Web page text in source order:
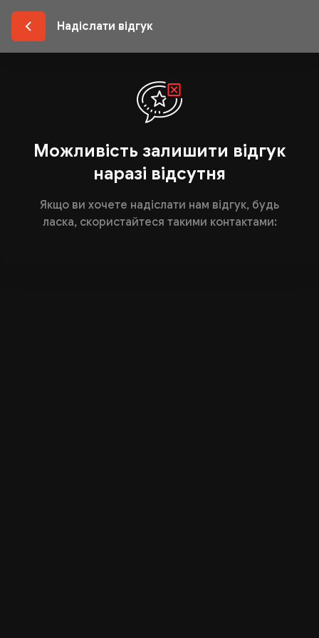
Надіслати відгук
Можливість залишити відгук
наразі відсутня
Якщо ви хочете надіслати нам відгук, будь
ласка, скористайтеся такими контактами: